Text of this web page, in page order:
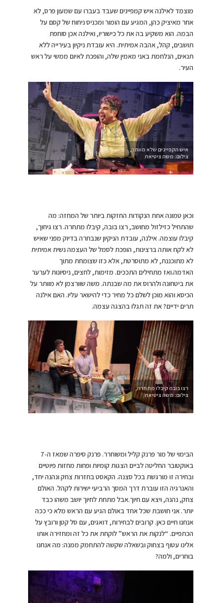
מוצמד לאילנה איש קמפיינים שעבד בעברו עם שמעון פרס, לא
אחר מאיציק כהן, המגיע עם הומור ומכניס ניחוח של קסם על
הבמה. הוא משקיע בה את כל כישוריו, ואילנה אכן סוחפת
תושבים, קהל, אהבה אמיתית. היא עובדת ניקיון בעירייה ללא
תנאים, הנלחמת באני מאמין שלה, והופכת לאיום ממשי על ראש
העיר.
איש הקפיינים שלא מוותר,
צילום: משה ציטיאת
וכאן טמונה אחת הנקודות החזקות ביותר של המחזה: מה
שהתחיל כזילזול מחושב, רצו בובה, קיבלו מתחרה. רצו גיחוך,
קיבלו עוצמה. אילנה, עובדת הניקיון שנבחרה בדיוק מפני שאיש
לא לקח אותה ברצינות, הופכת לסמל של העצמה נשית אמיתית
לא מתוכננת, לא מתוסרטת, אלא כזו שצומחת מתוך
האדמה.ואז מתחילים התככים. מזימות, לחצים, ניסיונות לערער
את ביטחונה ולהרוס את מה שבנתה. משה שוורצמן לא מוותר על
הכיסא והוא מוכן לשלם כל מחיר כדי להישאר עליו. האם אילנה
תרים ידיים? את זה תגלו בהצגה עצמה.
רצו בובה קיבלו מתחרה,
צילום: משה ציטיאת
הבימוי של מור פרנק קליל ומשוחרר. פרנק סיפרה שמאז ה-7
באוקטובר החליטה לביים הצגות קומיות ופחות מחזות פיוטיים
ובחירה זו מורגשת בכל סצנה. הקאסט בחזרות צחק ונהנה יחד,
והאנרגיה הזו עוברת דרך המסך הרביעי ישירות לקהל. האולם
צחק, נהנה, ויצא עם חיוך.אבל מתחת לחיוך יושב משהו כבד
יותר. אני חושבת שכל אחד באולם הגיע עם הראש מלא כי ככה
אנחנו חיים כאן. קרובים לבחירות, דואגים, עם סל קטן ורובץ על
הכתפיים. “לנקות את הראש” לוקחת את כל זה ומחזירה אותו
אלינו עטוף בצחוק ובשאלה שקשה להתחמק ממנה: מה אנחנו
בוחרים, ולמה?